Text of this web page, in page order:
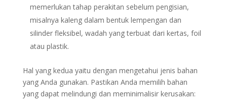
memerlukan tahap perakitan sebelum pengisian,
misalnya kaleng dalam bentuk lempengan dan
silinder fleksibel, wadah yang terbuat dari kertas, foil
atau plastik.
Hal yang kedua yaitu dengan mengetahui jenis bahan
yang Anda gunakan. Pastikan Anda memilih bahan
yang dapat melindungi dan meminimalisir kerusakan: